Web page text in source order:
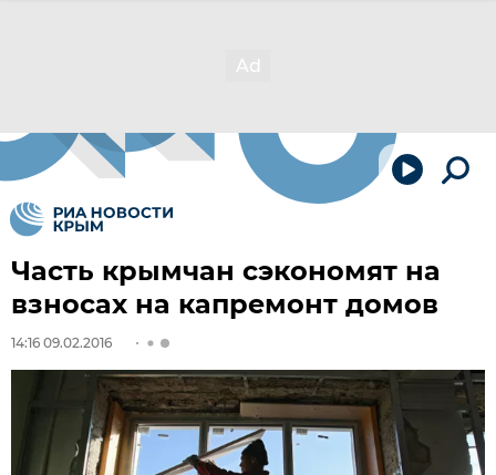
Часть крымчан сэкономят на
взносах на капремонт домов
14:16 09.02.2016